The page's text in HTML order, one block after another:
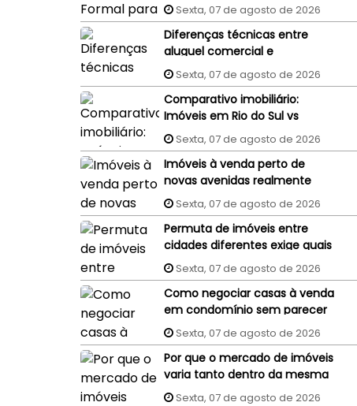
proposta aceita por WhatsApp
ou e-mail tem validade
jurídica?
Sexta, 07 de agosto de 2026
Diferenças técnicas entre
aluguel comercial e
residencial: Um guia completo
Sexta, 07 de agosto de 2026
Comparativo imobiliário:
Imóveis em Rio do Sul vs
Imóveis em Florianópolis
(interior x capital)
Sexta, 07 de agosto de 2026
Imóveis à venda perto de
novas avenidas realmente
valorizam mais?
Sexta, 07 de agosto de 2026
Permuta de imóveis entre
cidades diferentes exige quais
cuidados?
Sexta, 07 de agosto de 2026
Como negociar casas à venda
em condomínio sem parecer
um comprador
despreparado?
Sexta, 07 de agosto de 2026
Por que o mercado de imóveis
varia tanto dentro da mesma
cidade?
Sexta, 07 de agosto de 2026